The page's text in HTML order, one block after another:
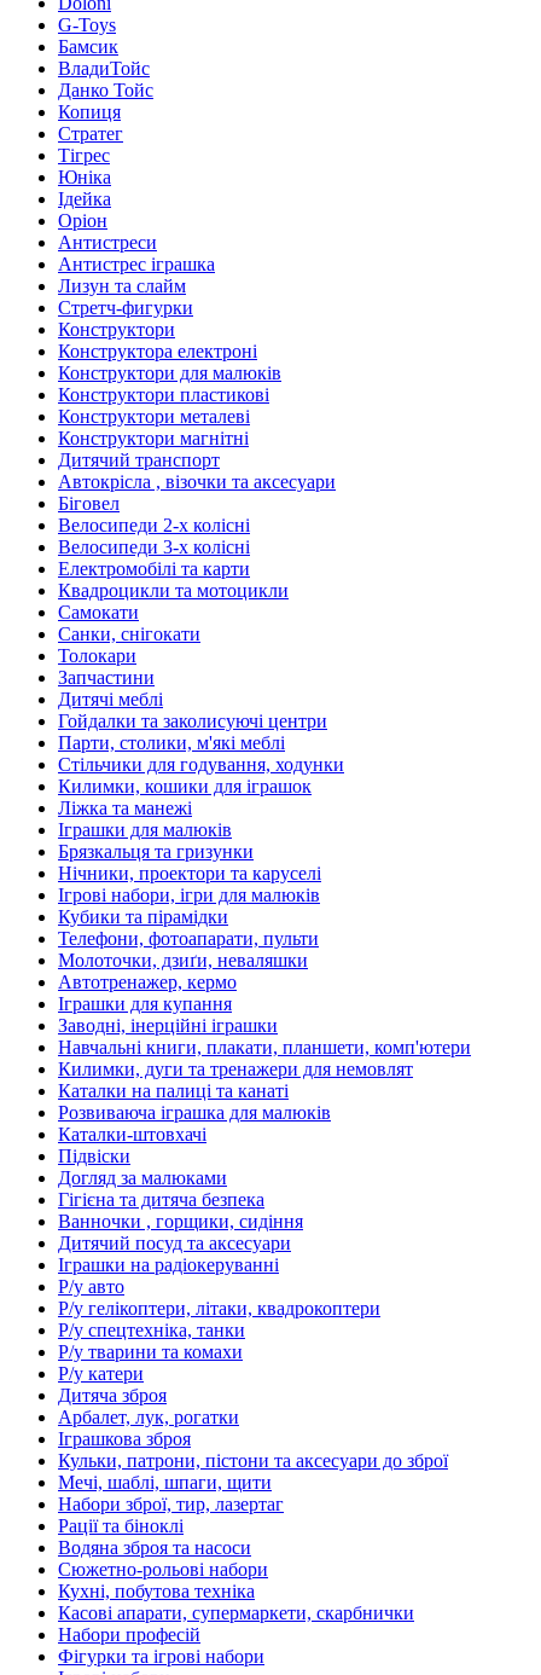
G-Toys
Бамсик
ВладиТойс
Данко Тойс
Копиця
Стратег
Тігрес
Юніка
Ідейка
Оріон
Антистреси
Антистрес іграшка
Лизун та слайм
Стретч-фигурки
Конструктори
Конструктора електроні
Конструктори для малюків
Конструктори пластикові
Конструктори металеві
Конструктори магнітні
Дитячий транспорт
Автокрісла , візочки та аксесуари
Біговел
Велосипеди 2-х колісні
Велосипеди 3-х колісні
Електромобілі та карти
Квадроцикли та мотоцикли
Самокати
Санки, снігокати
Толокари
Запчастини
Дитячі меблі
Гойдалки та заколисуючі центри
Парти, столики, м'які меблі
Стільчики для годування, ходунки
Килимки, кошики для іграшок
Ліжка та манежі
Іграшки для малюків
Брязкальця та гризунки
Нічники, проектори та каруселі
Ігрові набори, ігри для малюків
Кубики та пірамідки
Телефони, фотоапарати, пульти
Молоточки, дзиґи, неваляшки
Автотренажер, кермо
Іграшки для купання
Заводні, інерційні іграшки
Навчальні книги, плакати, планшети, комп'ютери
Килимки, дуги та тренажери для немовлят
Каталки на палиці та канаті
Розвиваюча іграшка для малюків
Каталки-штовхачі
Підвіски
Догляд за малюками
Гігієна та дитяча безпека
Ванночки , горщики, сидіння
Дитячий посуд та аксесуари
Іграшки на радіокеруванні
Р/у авто
Р/у гелікоптери, літаки, квадрокоптери
Р/у спецтехніка, танки
Р/у тварини та комахи
Р/у катери
Дитяча зброя
Арбалет, лук, рогатки
Іграшкова зброя
Кульки, патрони, пістони та аксесуари до зброї
Мечі, шаблі, шпаги, щити
Набори зброї, тир, лазертаг
Рації та біноклі
Водяна зброя та насоси
Сюжетно-рольові набори
Кухні, побутова техніка
Касові апарати, супермаркети, скарбнички
Набори професій
Фігурки та ігрові набори